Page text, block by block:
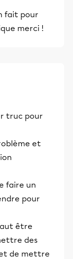
fait pour
merci !
truc pour
et
faire un
pour
être
des
de mettre